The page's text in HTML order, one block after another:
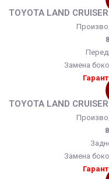
TOYOTA LAND
Замена
TOYOTA LAND
Замена